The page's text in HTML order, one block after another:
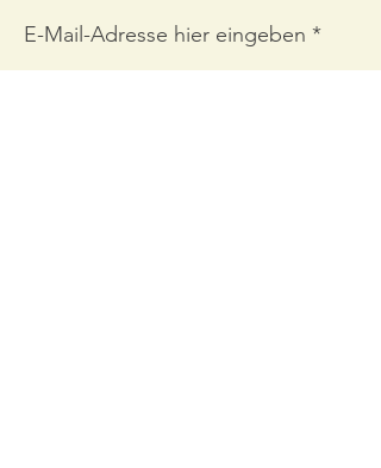
E-Mail-Adresse hier eingeben